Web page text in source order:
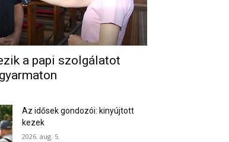
a papi szolgálatot
Az idősek gondozói: kinyújtott
kezek
2026. aug. 5.